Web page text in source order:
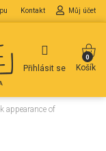
Kontakt Můj účet
Přihlásit se
0
Košík
appearance of